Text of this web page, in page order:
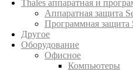
Thales аппаратная и
Аппаратная защита
Программная защита
Другое
Оборудование
Офисное
Компьютеры